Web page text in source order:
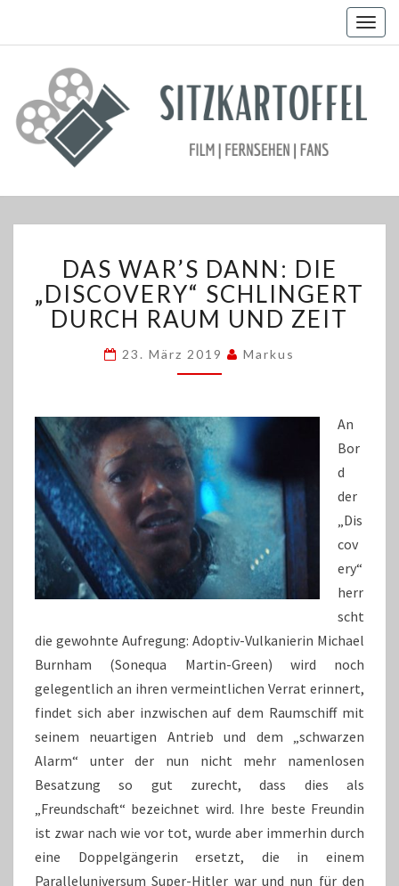
WAR’S
DANN:
DIE
„DISCOVERY“
SCHLINGERT
DURCH
ZEIT
DAS WAR’S DANN: DIE
„DISCOVERY“ SCHLINGERT
DURCH RAUM UND ZEIT
23. März 2019 Markus
An
Bor
d
der
„Dis
cov
ery“
herr
scht
die gewohnte Aufregung: Adoptiv-Vulkanierin Michael
Burnham (Sonequa Martin-Green) wird noch
gelegentlich an ihren vermeintlichen Verrat erinnert,
findet sich aber inzwischen auf dem Raumschiff mit
seinem neuartigen Antrieb und dem „schwarzen
Alarm“ unter der nun nicht mehr namenlosen
Besatzung so gut zurecht, dass dies als
„Freundschaft“ bezeichnet wird. Ihre beste Freundin
ist zwar nach wie vor tot, wurde aber immerhin durch
eine Doppelgängerin ersetzt, die in einem
Paralleluniversum Super-Hitler war und nun für den